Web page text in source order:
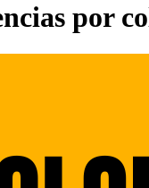
por